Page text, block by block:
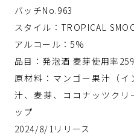
バッチNo.963
スタイル：TROPICAL
アルコール：5%
品目：発泡酒 麦芽使用率
原材料：マンゴー果汁（
汁、麦芽、ココナッツク
ップ
2024/8/1リリース